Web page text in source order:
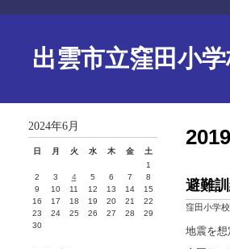
出雲市立窪田小
避難
窪田小学校
地震を
2024年6月
日 月 火 水 木 金
土
1
2
3 4 5 6 7
8
9
10 11 12 13 14
15
16
17 18 19 20 21
22
23
24 25 26 27 28
29
30